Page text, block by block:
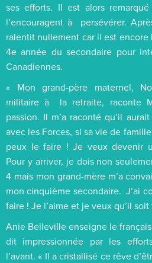
ses efforts. Il est alors
l’encouragent à persévérer.
ralentit nullement car il est encore
4e année du secondaire pour
Canadiennes.
« Mon grand-père maternel,
militaire à la retraite, raconte
passion. Il m’a raconté qu’il
avec les Forces, si sa vie de
peux le faire ! Je veux devenir
Pour y arriver, je dois non
4 mais mon grand-mère m’a
mon cinquième secondaire. J’ai
faire ! Je l’aime et je veux qu’il
Anie Belleville enseigne le
dit impressionnée par les
l’avant. « Il a cristallisé ce rêve